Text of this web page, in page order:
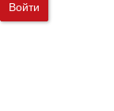
Войти